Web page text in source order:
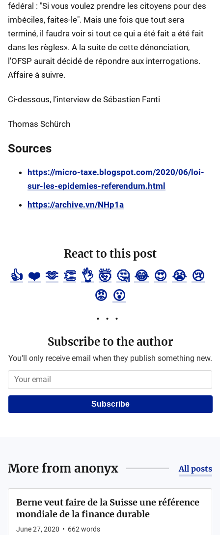
fédéral : "Si vous voulez prendre les citoyens pour des
imbéciles, faites-le". Mais une fois que tout sera
terminé, il faudra voir si tout ce qui a été fait a été fait
dans les règles». A la suite de cette dénonciation,
l'OFSP aurait décidé de répondre aux interrogations.
Affaire à suivre.
Ci-dessous, l’interview de Sébastien Fanti
Thomas Schürch
Sources
https://micro-taxe.blogspot.com/2020/06/loi-
sur-les-epidemies-referendum.html
https://archive.vn/NHp1a
React to this post
👍 ❤️ 🫶 👏 👌 🤯 🤔 😂 😍 😭 😢
😡 😮
Subscribe to the author
You'll only receive email when they publish something new.
Subscribe
More fromanonyx All posts
Berne veut faire de la Suisse une référence
mondiale de la finance durable
June 27, 2020 • 662 words